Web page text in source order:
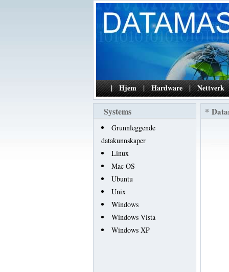
| Hjem | Hardware | Nettverk
Systems
Grunnleggende
datakunnskaper
Linux
Mac OS
Ubuntu
Unix
Windows
Windows Vista
Windows XP
*